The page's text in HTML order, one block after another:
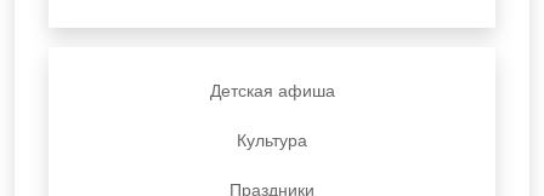
Детская афиша
Культура
Праздники